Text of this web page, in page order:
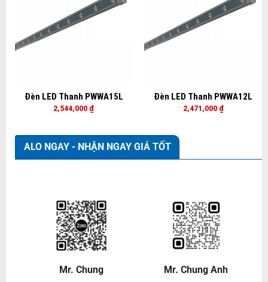
Đèn LED Thanh PWWA15L
2,544,000 ₫
Đèn LED Thanh PWWA12L
2,471,000 ₫
ALO NGAY - NHẬN NGAY GIÁ TỐT
Mr. Chung Mr. Chung Anh